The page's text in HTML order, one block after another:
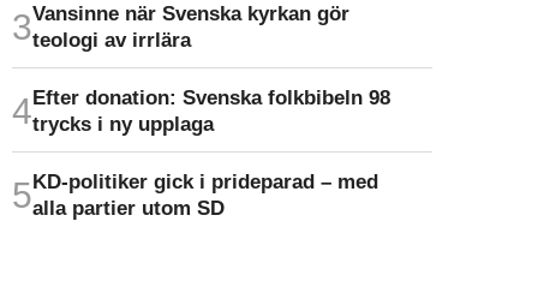
Vansinne när Svenska kyrkan gör
teologi av irrlära
Efter donation: Svenska folkbibeln 98
trycks i ny upplaga
KD-politiker gick i prideparad – med
alla partier utom SD